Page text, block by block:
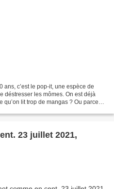
ans, c’est le pop-it, une espèce de
déstresser les mômes. On est déjà
qu’on lit trop de mangas ? Ou parce
23 juillet 2021,